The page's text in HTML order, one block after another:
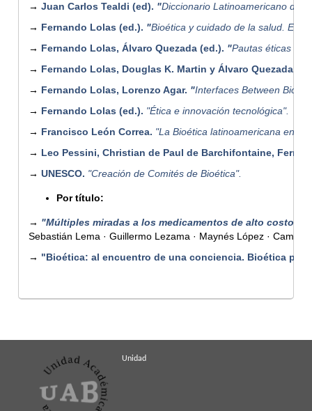
→Juan Carlos Tealdi (ed). "Diccionario Latinoamericano de
→ Fernando Lolas (ed.). "Bioética y cuidado de la salud.
→ Fernando Lolas, Álvaro Quezada (ed.). "Pautas éticas de
→ Fernando Lolas, Douglas K. Martin y Álvaro Quezada.
→ Fernando Lolas, Lorenzo Agar. "Interfaces Between
→ Fernando Lolas (ed.). "Ética e innovación tecnológica".
→ Francisco León Correa. "La Bioética latinoamericana en
→ Leo Pessini, Christian de Paul de Barchifontaine,
→UNESCO. "Creación de Comités de Bioética".
Por título:
→ "Múltiples miradas a los medicamentos de alto costo:
Sebastián Lema · Guillermo Lezama · Maynés López · Camila
→ "Bioética: al encuentro de una conciencia. Bioética
Unidad